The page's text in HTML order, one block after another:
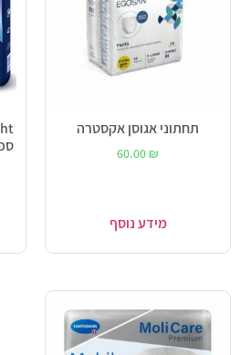
תחתוני אגוסן אקסטרה
60.00 ₪
מידע נוסף